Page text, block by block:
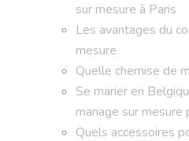
sur mesure à Paris
Les avantages du
mesure
Quelle chemise de
Se marier en
mariage sur mesure
Quels accessoires